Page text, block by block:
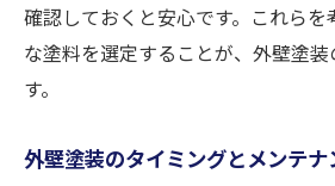
外壁塗装のコストパフォーマ
ための戦略
確認しておくと安心です。これら
な塗料を選定することが、外壁塗
す。
外壁塗装のタイミングとメンテ